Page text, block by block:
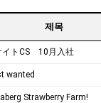
제목
イトCS 10月入社
wanted
Strawberry Farm!